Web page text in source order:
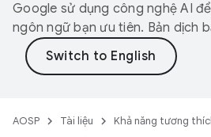
Google sử dụng công nghệ AI
ngôn ngữ bạn ưu tiên. Bản dịch
AOSP Tài liệu Khả năng tương